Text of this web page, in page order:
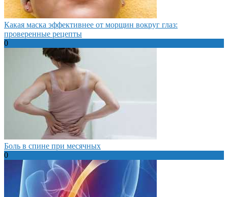
Какая маска эффективнее от морщин вокруг глаз:
проверенные рецепты
0
Боль в спине при месячных
0